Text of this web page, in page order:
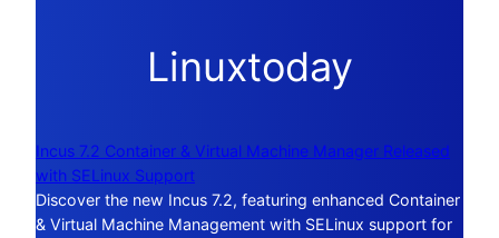
Linuxtoday
Incus 7.2 Container & Virtual Machine Manager Released
with SELinux Support
Discover the new Incus 7.2, featuring enhanced Container
& Virtual Machine Management with SELinux support for